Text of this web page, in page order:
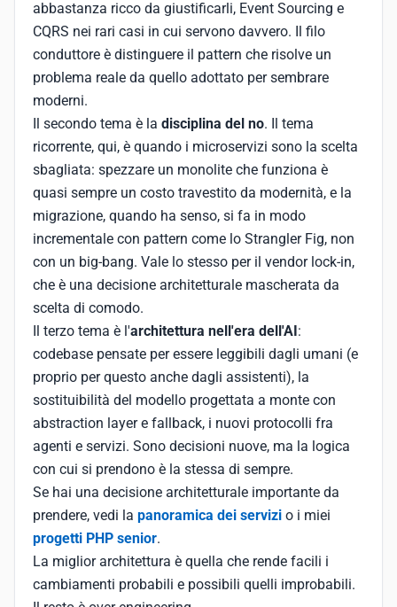
abbastanza ricco da giustificarli, Event Sourcing e
CQRS nei rari casi in cui servono davvero. Il filo
conduttore è distinguere il pattern che risolve un
problema reale da quello adottato per sembrare
moderni.
Il secondo tema è la disciplina del no. Il tema
ricorrente, qui, è quando i microservizi sono la scelta
sbagliata: spezzare un monolite che funziona è
quasi sempre un costo travestito da modernità, e la
migrazione, quando ha senso, si fa in modo
incrementale con pattern come lo Strangler Fig, non
con un big-bang. Vale lo stesso per il vendor lock-in,
che è una decisione architetturale mascherata da
scelta di comodo.
Il terzo tema è l'architettura nell'era dell'AI:
codebase pensate per essere leggibili dagli umani (e
proprio per questo anche dagli assistenti), la
sostituibilità del modello progettata a monte con
abstraction layer e fallback, i nuovi protocolli fra
agenti e servizi. Sono decisioni nuove, ma la logica
con cui si prendono è la stessa di sempre.
Se hai una decisione architetturale importante da
prendere, vedi la panoramica dei servizi o i miei
progetti PHP senior.
La miglior architettura è quella che rende facili i
cambiamenti probabili e possibili quelli improbabili.